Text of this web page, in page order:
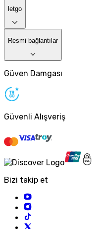
letgo
Resmi bağlantılar
Güven Damgası
Güvenli Alışveriş
Bizi takip et